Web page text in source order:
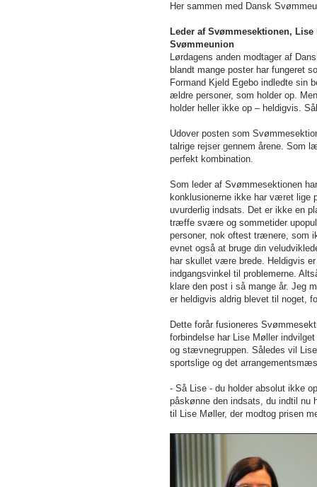
Her sammen med Dansk
Leder af Svømmesektionen,
Svømmeunion
Lørdagens anden modtager af
blandt mange poster har fungeret
Formand Kjeld Egebo indledte sin
ældre personer, som holder op.
holder heller ikke op – heldigvis.
Udover posten som
talrige rejser gennem årene. Som
perfekt kombination.
Som leder af Svømmesektionen
konklusionerne ikke har været lige
uvurderlig indsats. Det er ikke en
træffe svære og sommetider
personer, nok oftest trænere, som
evnet også at bruge din
har skullet være brede. Heldigvis
indgangsvinkel til problemerne.
klare den post i så mange år. Jeg
er heldigvis aldrig blevet til noget,
Dette forår fusioneres
forbindelse har Lise Møller
og stævnegruppen. Således vil
sportslige og det
- Så Lise - du holder absolut ikke
påskønne den indsats, du indtil nu
til Lise Møller, der modtog